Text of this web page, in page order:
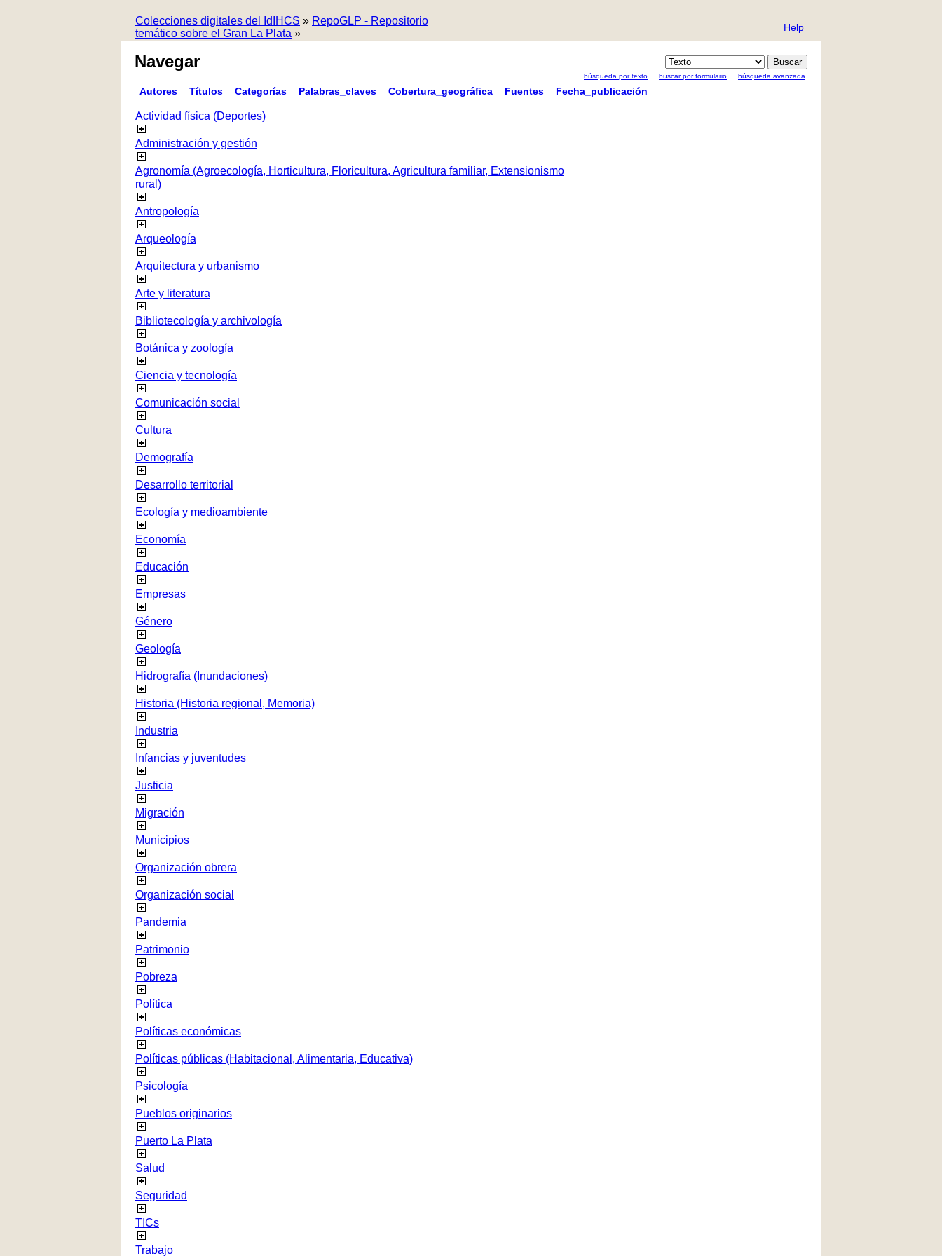
Colecciones digitales del IdIHCS » RepoGLP - Repositorio
temático sobre el Gran La Plata » Help
Navegar
búsqueda por texto buscar por formulario búsqueda avanzada
Autores Títulos Categorías Palabras_claves Cobertura_geográfica Fuentes Fecha_publicación
Actividad física (Deportes)
Administración y gestión
Agronomía (Agroecología, Horticultura, Floricultura, Agricultura familiar, Extensionismo
rural)
Antropología
Arqueología
Arquitectura y urbanismo
Arte y literatura
Bibliotecología y archivología
Botánica y zoología
Ciencia y tecnología
Comunicación social
Cultura
Demografía
Desarrollo territorial
Ecología y medioambiente
Economía
Educación
Empresas
Género
Geología
Hidrografía (Inundaciones)
Historia (Historia regional, Memoria)
Industria
Infancias y juventudes
Justicia
Migración
Municipios
Organización obrera
Organización social
Pandemia
Patrimonio
Pobreza
Política
Políticas económicas
Políticas públicas (Habitacional, Alimentaria, Educativa)
Psicología
Pueblos originarios
Puerto La Plata
Salud
Seguridad
TICs
Trabajo